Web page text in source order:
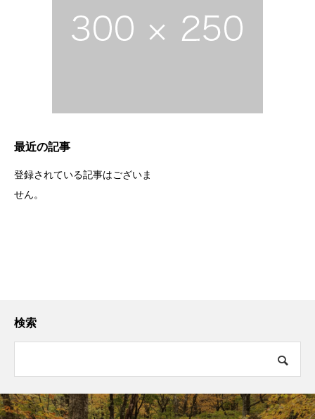
最近の記事
登録されている記事はございま
せん。
検索